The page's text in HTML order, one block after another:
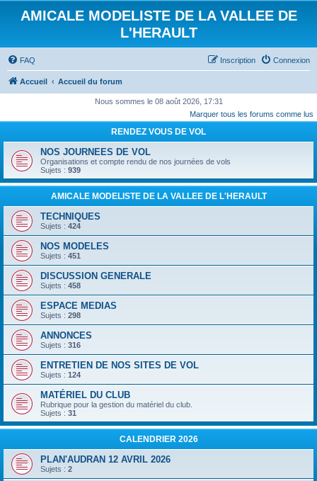
AMICALE MODELISTE DE LA VALLEE DE
L'HERAULT
FAQ Connexion
Inscription
Accueil Accueil du forum
Nous sommes le 08 août 2026, 17:31
Marquer tous les forums comme lus
RENDEZ VOUS DE VOL
NOS JOURNEES DE VOL
Organisations et compte rendu de nos journées de vols
Sujets : 939
AMICALE MODELISTE DE LA VALLEE DE L'HERAULT
TECHNIQUES
Sujets : 424
NOS MODELES
Sujets : 451
DISCUSSION GENERALE
Sujets : 458
ESPACE MEDIAS
Sujets : 298
ANNONCES
Sujets : 316
ENTRETIEN DE NOS SITES DE VOL
Sujets : 124
MATÉRIEL DU CLUB
Rubrique pour la gestion du matériel du club.
Sujets : 31
CALENDRIER 2026
PLAN'AUDRAN 12 AVRIL 2026
Sujets : 2